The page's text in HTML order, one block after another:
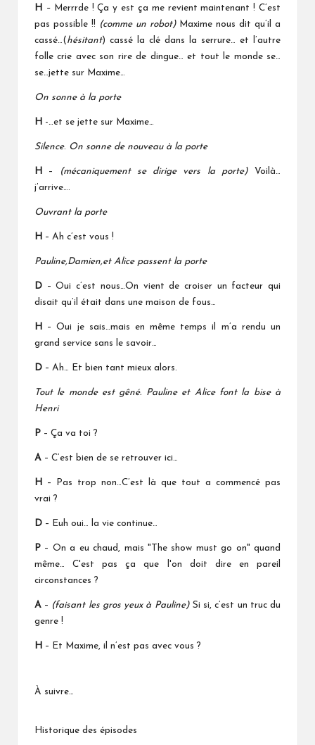
H –
Merrrde ! Ça y est ça me revient maintenant ! C’est
pas possible !! (comme un robot) Maxime nous dit qu’il a
cassé…( hésitant) cassé la clé dans la serrure… et l’autre
folle crie avec son rire de dingue… et tout le monde se…
se…jette sur Maxime…
On sonne à la porte
H -…et se jette sur Maxime…
Silence. On sonne de nouveau à la porte
H – (mécaniquement se dirige vers la porte)Voilà…
j’arrive….
Ouvrant la porte
H – Ah c’est vous !
Pauline,Damien,et Alice passent la porte
D – Oui c’est nous…On vient de croiser un facteur qui
disait qu’il était dans une maison de fous…
H – Oui je sais…mais en même temps il m’a rendu un
grand service sans le savoir…
D – Ah… Et bien tant mieux alors.
Tout le monde est gêné. Pauline et Alice font la bise à
Henri
P – Ça va toi ?
A – C’est bien de se retrouver ici…
H – Pas trop non…C’est là que tout a commencé pas
vrai ?
D – Euh oui… la vie continue…
P – On a eu chaud, mais "The show must go on" quand
même… C'est pas ça que l'on doit dire en pareil
circonstances ?
A – (faisant les gros yeux à Pauline)Si si, c’est un truc du
genre !
H – Et Maxime, il n’est pas avec vous ?
À suivre…
Historique des épisodes